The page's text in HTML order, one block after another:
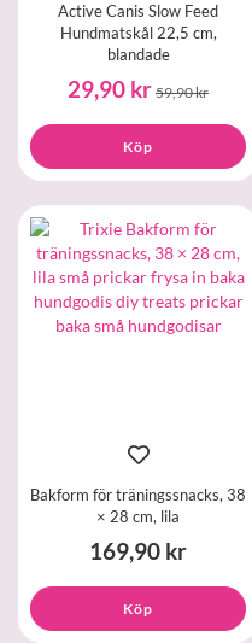
Active Canis Slow Feed
Hundmatskål 22,5 cm,
blandade
29,90 kr 59,90 kr
Köp
Bakform för träningssnacks, 38
× 28 cm, lila
169,90 kr
Köp